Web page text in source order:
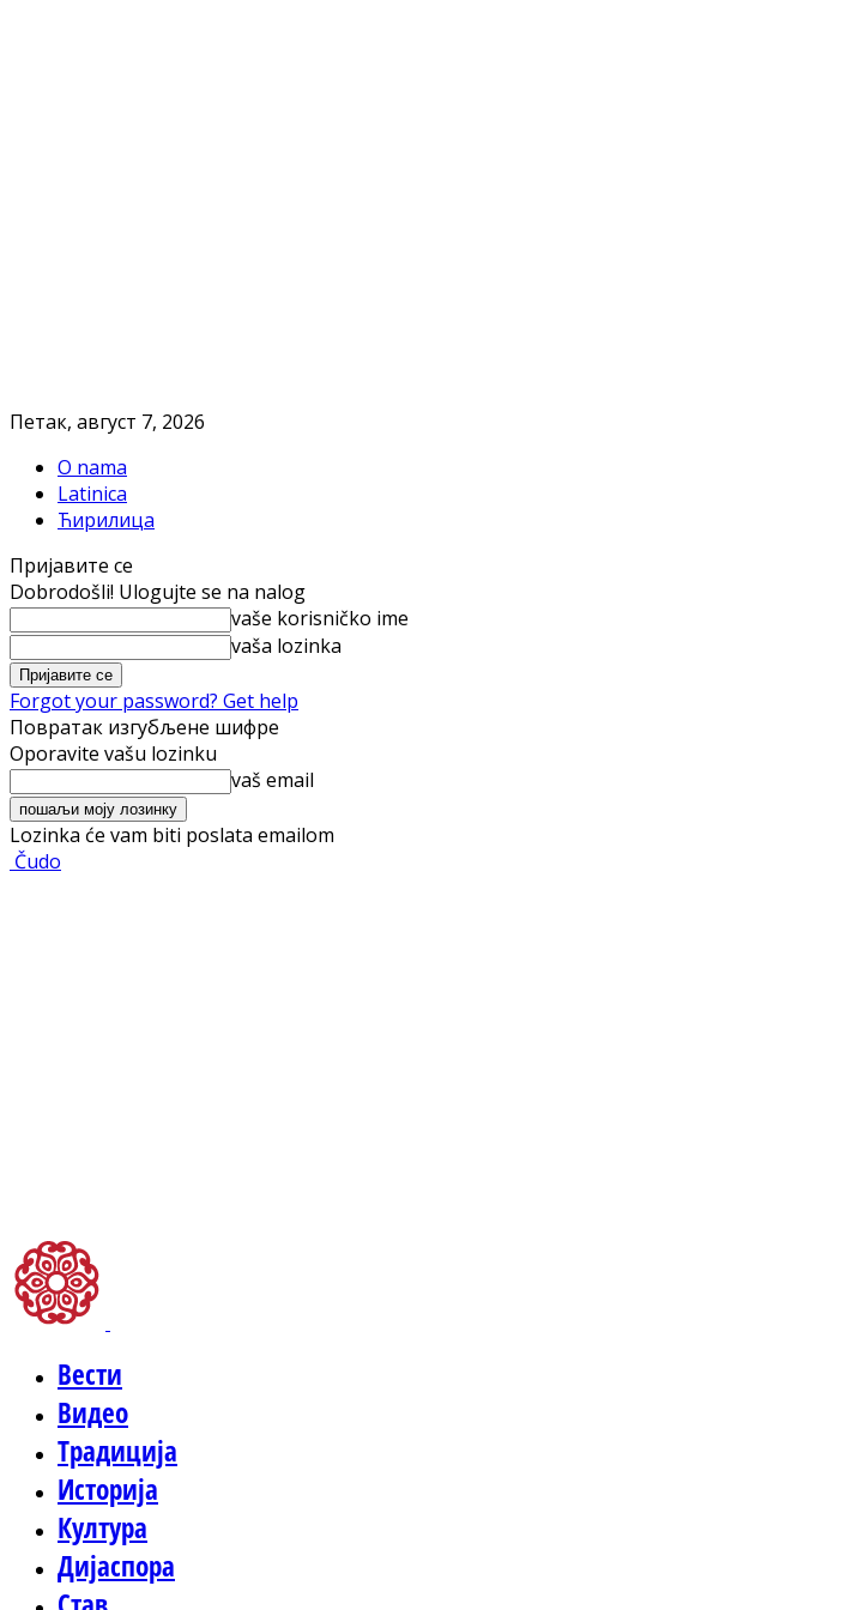
Петак, август 7, 2026
O nama
Latinica
Ћирилица
Пријавите се
Dobrodošli! Ulogujte se na nalog
vaše korisničko ime
vaša lozinka
Forgot your password? Get help
Повратак изгубљене шифре
Oporavite vašu lozinku
vaš email
Lozinka će vam biti poslata emailom
Čudo
Вести
Видео
Традиција
Историја
Култура
Дијаспора